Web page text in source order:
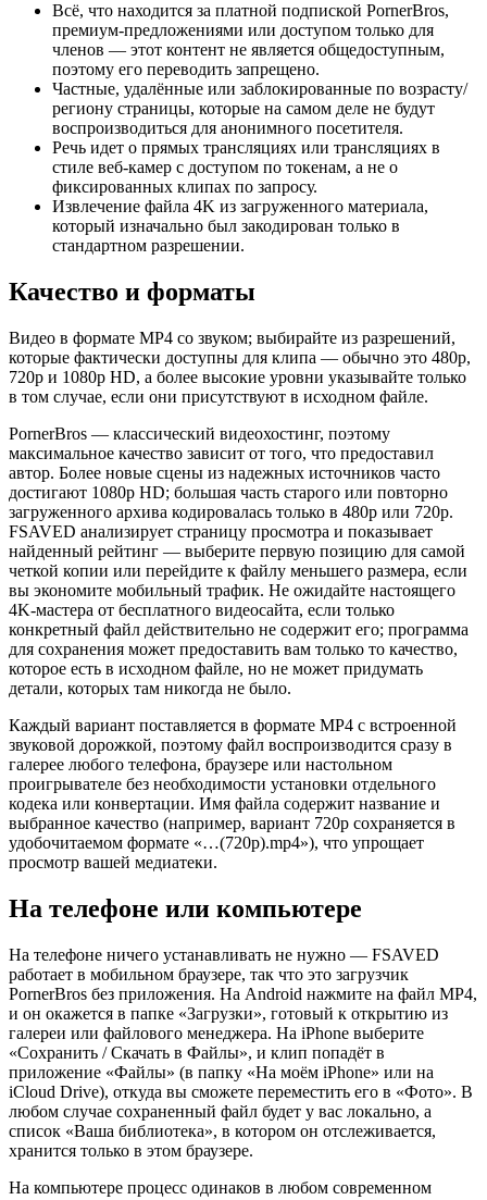
Всё, что находится за платной подпиской PornerBros,
премиум-предложениями или доступом только для
членов — этот контент не является общедоступным,
поэтому его переводить запрещено.
Частные, удалённые или заблокированные по возрасту/
региону страницы, которые на самом деле не будут
воспроизводиться для анонимного посетителя.
Речь идет о прямых трансляциях или трансляциях в
стиле веб-камер с доступом по токенам, а не о
фиксированных клипах по запросу.
Извлечение файла 4K из загруженного материала,
который изначально был закодирован только в
стандартном разрешении.
Качество и форматы
Видео в формате MP4 со звуком; выбирайте из разрешений,
которые фактически доступны для клипа — обычно это 480p,
720p и 1080p HD, а более высокие уровни указывайте только
в том случае, если они присутствуют в исходном файле.
PornerBros — классический видеохостинг, поэтому
максимальное качество зависит от того, что предоставил
автор. Более новые сцены из надежных источников часто
достигают 1080p HD; большая часть старого или повторно
загруженного архива кодировалась только в 480p или 720p.
FSAVED анализирует страницу просмотра и показывает
найденный рейтинг — выберите первую позицию для самой
четкой копии или перейдите к файлу меньшего размера, если
вы экономите мобильный трафик. Не ожидайте настоящего
4K-мастера от бесплатного видеосайта, если только
конкретный файл действительно не содержит его; программа
для сохранения может предоставить вам только то качество,
которое есть в исходном файле, но не может придумать
детали, которых там никогда не было.
Каждый вариант поставляется в формате MP4 с встроенной
звуковой дорожкой, поэтому файл воспроизводится сразу в
галерее любого телефона, браузере или настольном
проигрывателе без необходимости установки отдельного
кодека или конвертации. Имя файла содержит название и
выбранное качество (например, вариант 720p сохраняется в
удобочитаемом формате «…(720p).mp4»), что упрощает
просмотр вашей медиатеки.
На телефоне или компьютере
На телефоне ничего устанавливать не нужно — FSAVED
работает в мобильном браузере, так что это загрузчик
PornerBros без приложения. На Android нажмите на файл MP4,
и он окажется в папке «Загрузки», готовый к открытию из
галереи или файлового менеджера. На iPhone выберите
«Сохранить / Скачать в Файлы», и клип попадёт в
приложение «Файлы» (в папку «На моём iPhone» или на
iCloud Drive), откуда вы сможете переместить его в «Фото». В
любом случае сохраненный файл будет у вас локально, а
список «Ваша библиотека», в котором он отслеживается,
хранится только в этом браузере.
На компьютере процесс одинаков в любом современном